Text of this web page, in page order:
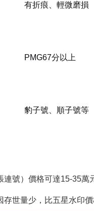
有折痕、輕微磨損
PMG67分以上
豹子號、順子號等
號）價格可達15-35萬元
世量少，比五星水印價格